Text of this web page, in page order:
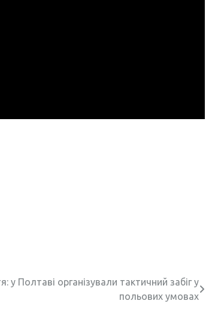
Полтаві організували тактичний забіг у
польових умовах